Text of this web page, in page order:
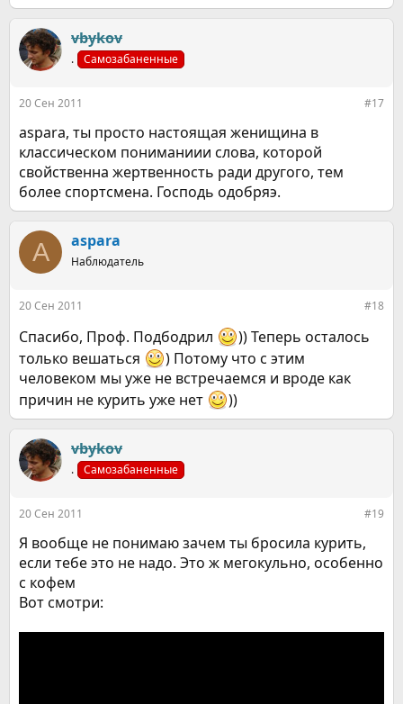
vbykov
. Самозабаненные
20 Сен 2011 #17
aspara, ты просто настоящая женищина в
классическом пониманиии слова, которой
свойственна жертвенность ради другого, тем
более спортсмена. Господь одобряэ.
A aspara
Наблюдатель
20 Сен 2011 #18
Спасибо, Проф. Подбодрил
)) Теперь осталось
только вешаться
) Потому что с этим
человеком мы уже не встречаемся и вроде как
причин не курить уже нет
))
vbykov
. Самозабаненные
20 Сен 2011 #19
Я вообще не понимаю зачем ты бросила курить,
если тебе это не надо. Это ж мегокульно, особенно
с кофем
Вот смотри: